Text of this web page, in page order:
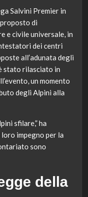
Salvini Premier in
di
e civile universale, in
dei centri
all’adunata degli
stato rilasciato in
un momento
degli Alpini alla
sfilare,” ha
impegno per la
sono
della